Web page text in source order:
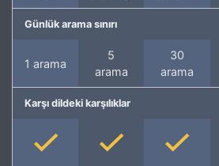
Günlük arama sınırı
1 arama
5
arama
30
arama
Karşı dildeki karşılıklar